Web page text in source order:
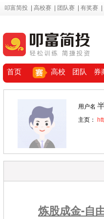
叩富简投 高校赛 团队赛 有奖赛
首页 高校 团队 券
用户名
主页：
炼股成金-自